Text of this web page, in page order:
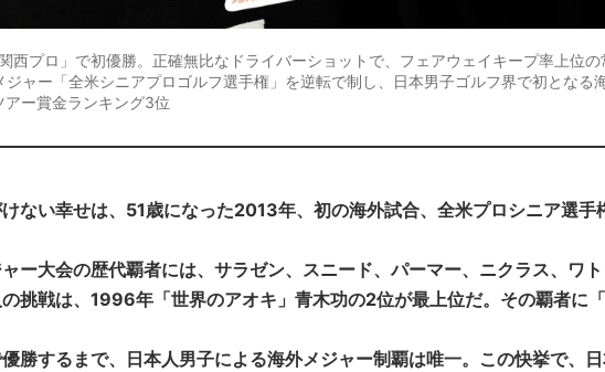
西プロ」で初優勝。正確無比なドライバーショットで、フェアウェイキープ率上位の
ャー「全米シニアプロゴルフ選手権」を逆転で制し、日本男子ゴルフ界で初となる
ー賞金ランキング3位
ない幸せは、51歳になった2013年、初の海外試合、全米プロシニア選手
ー大会の歴代覇者には、サラゼン、スニード、パーマー、ニクラス、ワ
挑戦は、1996年「世界のアオキ」青木功の2位が最上位だ。その覇者に
勝するまで、日本人男子による海外メジャー制覇は唯一。この快挙で、